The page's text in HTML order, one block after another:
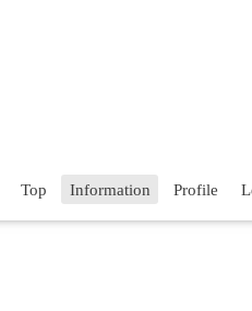
Top Information Profile